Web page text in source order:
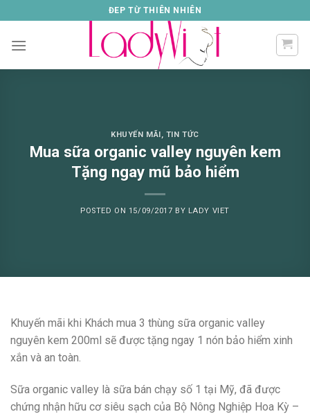
to
content
ĐEP TỪ THIÊN NHIÊN
KHUYẾN MÃI, TIN TỨC
Mua sữa organic valley nguyên kem
Tặng ngay mũ bảo hiểm
POSTED ON 15/09/2017 BY LADY VIET
Khuyến mãi khi Khách mua 3 thùng sữa organic valley
nguyên kem 200ml sẽ được tặng ngay 1 nón bảo hiểm xinh
xắn và an toàn.
Sữa organic valley là sữa bán chạy số 1 tại Mỹ, đã được
chứng nhận hữu cơ siêu sạch của Bộ Nông Nghiệp Hoa Kỳ –